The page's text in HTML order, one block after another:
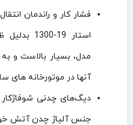
فشار کار و راندمان
استار
مدل، بسیار بالاست و
آنها در موتورخانه های
جنس آلیاژ چدن آتش